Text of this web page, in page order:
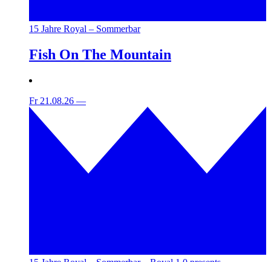
15 Jahre Royal – Sommerbar
Fish On The Mountain
Fr 21.08.26 —